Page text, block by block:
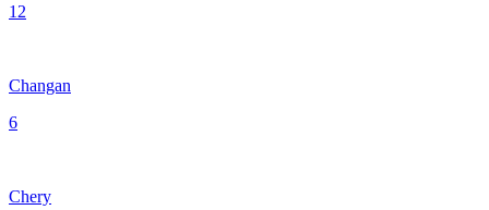
12
Changan
6
Chery